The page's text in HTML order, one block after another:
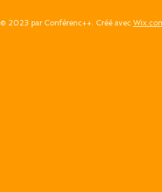
© 2023 par Conférenc++. Créé avec